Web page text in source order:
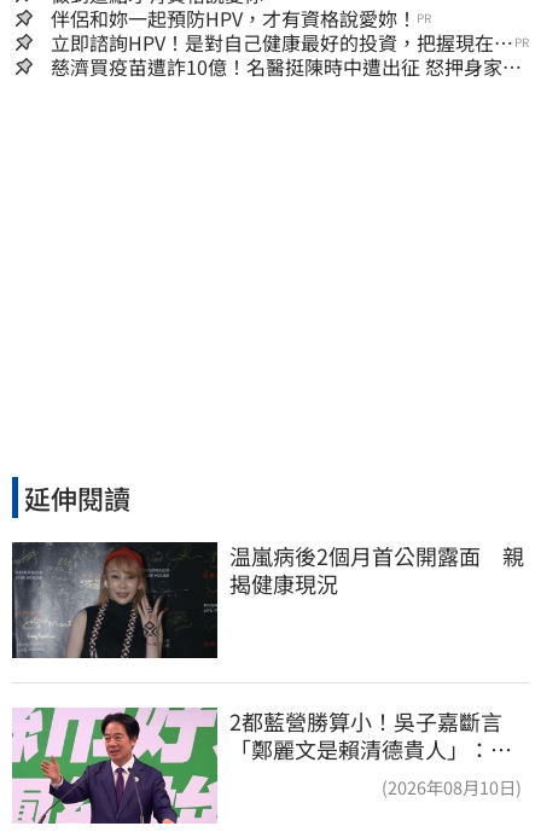
伴侶和妳一起預防HPV，才有資格說愛妳！ PR
立即諮詢HPV！是對自己健康最好的投資，把握現在不
嫌晚！
PR
慈濟買疫苗遭詐10億！名醫挺陳時中遭出征 怒押身家嗆
延伸閱讀
温嵐病後2個月首公開露面　親
揭健康現況
2都藍營勝算小！吳子嘉斷言
「鄭麗文是賴清德貴人」：保
送2028連任總統(2026年08月10日)